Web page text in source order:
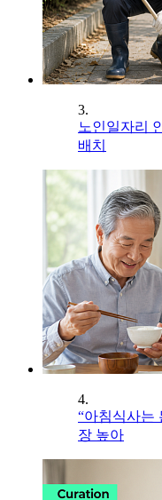
3.
노인일자리
배치
4.
“아침식사는
장 높아